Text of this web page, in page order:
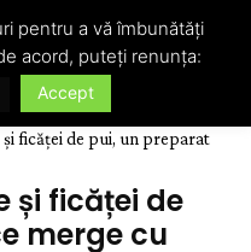
ficăței de pui, un preparat
și ficăței de
merge cu
pentru a vă îmbunătăți
acord, puteți renunța:
Accept